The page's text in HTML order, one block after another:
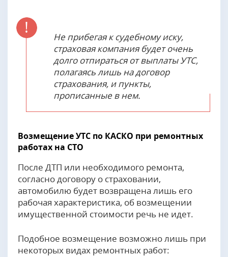
Не прибегая к судебному иску,
страховая компания будет очень
долго отпираться от выплаты УТС,
полагаясь лишь на договор
страхования, и пункты,
прописанные в нем.
Возмещение УТС по КАСКО при ремонтных
работах на СТО
После ДТП или необходимого ремонта,
согласно договору о страховании,
автомобилю будет возвращена лишь его
рабочая характеристика, об возмещении
имущественной стоимости речь не идет.
Подобное возмещение возможно лишь при
некоторых видах ремонтных работ: